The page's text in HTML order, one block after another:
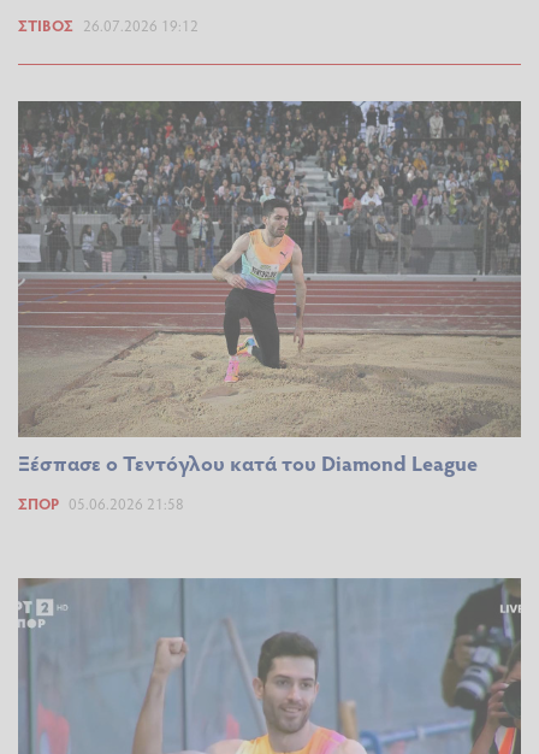
ΣΤΊΒΟΣ 26.07.2026 19:12
Ξέσπασε ο Τεντόγλου κατά του Diamond League
ΣΠΟΡ 05.06.2026 21:58